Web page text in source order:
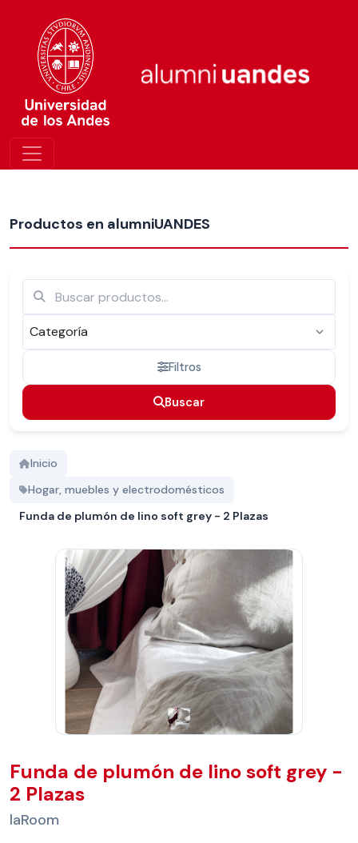
Productos en alumniUANDES
Filtros
Buscar
Inicio
Hogar, muebles y electrodomésticos
Funda de plumón de lino soft grey - 2 Plazas
Funda de plumón de lino soft grey -
2 Plazas
laRoom